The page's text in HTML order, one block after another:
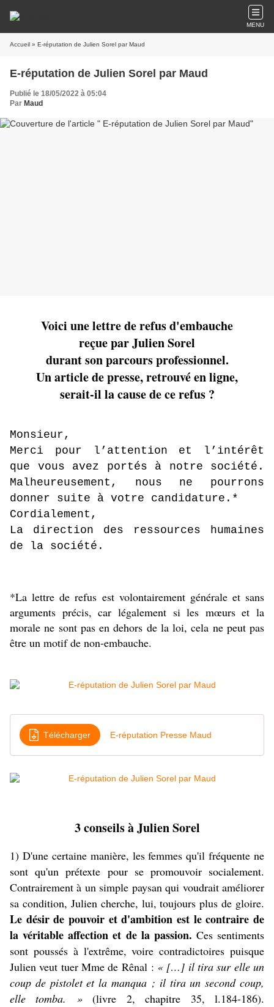
MENU
Accueil » E-réputation de Julien Sorel par Maud
E-réputation de Julien Sorel par Maud
Publié le 18/05/2022 à 05:04
Par Maud
Voici une lettre de refus d'embauche
reçue par Julien Sorel
durant son parcours professionnel.
Un article de presse, retrouvé en ligne,
serait-il la cause de ce refus ?
Monsieur,
Merci pour l’attention et l’intérêt
que vous avez portés à notre société.
Malheureusement, nous ne pourrons
donner suite à votre candidature.*
Cordialement,
La direction des ressources humaines
de la société.
*La lettre de refus est volontairement générale et sans
arguments précis, car légalement si les mœurs et la
morale ne sont pas en dehors de la loi, cela ne peut pas
être un motif de non-embauche.
Télécharger E-réputation Presse Maud
3 conseils à Julien Sorel
1) D'une certaine manière, les femmes qu'il fréquente ne
sont qu'un prétexte pour se promouvoir socialement.
Contrairement à un simple paysan qui voudrait améliorer
sa condition, Julien cherche, lui, toujours plus de gloire.
Le désir de pouvoir et d'ambition est le contraire de
la véritable affection et de la passion. Ces sentiments
sont poussés à l'extrême, voire contradictoires puisque
Julien veut tuer Mme de Rênal : « […] il tira sur elle un
coup de pistolet et la manqua ; il tira un second coup,
elle tomba. »(livre 2, chapitre 35, l.184-186).